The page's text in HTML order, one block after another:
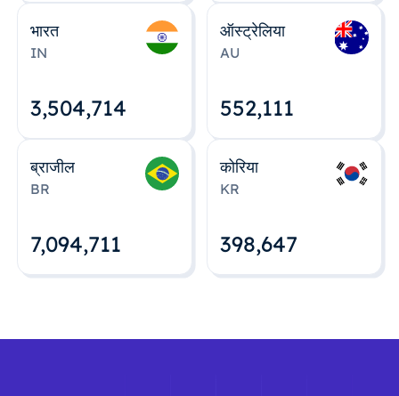
भारत
IN
3,504,715
ऑस्ट्रेलिया
AU
552,112
ब्राजील
BR
7,094,712
कोरिया
KR
398,648